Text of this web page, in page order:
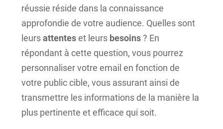
réussie réside dans la connaissance
approfondie de votre audience. Quelles sont
leursattenteset leurs besoins? En
répondant à cette question, vous pourrez
personnaliser votre email en fonction de
votre public cible, vous assurant ainsi de
transmettre les informations de la manière la
plus pertinente et efficace qui soit.